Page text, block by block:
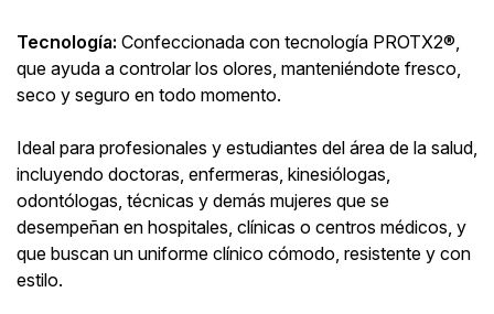
Tecnología: Confeccionada con tecnología PROTX2®,
que ayuda a controlar los olores, manteniéndote fresco,
seco y seguro en todo momento.
Ideal para profesionales y estudiantes del área de la salud,
incluyendo doctoras, enfermeras, kinesiólogas,
odontólogas, técnicas y demás mujeres que se
desempeñan en hospitales, clínicas o centros médicos, y
que buscan un uniforme clínico cómodo, resistente y con
estilo.